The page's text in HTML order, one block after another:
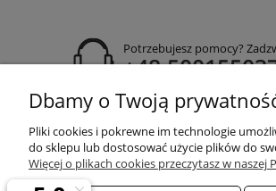
Potrzebujesz pomocy?
+48
godziny otwarcia:
Sobota 9:30-13:30
obuwiehigo@gmail.com
Dbamy o Twoją
Pliki cookies i pokrewne im technologie
do sklepu lub dostosować użycie plików do
Więcej o plikach cookies przeczytasz w naszej